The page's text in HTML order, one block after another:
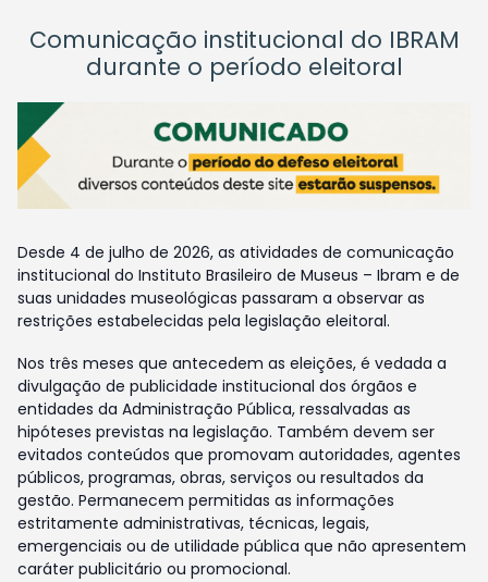
Comunicação institucional do IBRAM
durante o período eleitoral
Desde 4 de julho de 2026, as atividades de comunicação
institucional do Instituto Brasileiro de Museus – Ibram e de
suas unidades museológicas passaram a observar as
restrições estabelecidas pela legislação eleitoral.
Nos três meses que antecedem as eleições, é vedada a
divulgação de publicidade institucional dos órgãos e
entidades da Administração Pública, ressalvadas as
hipóteses previstas na legislação. Também devem ser
evitados conteúdos que promovam autoridades, agentes
públicos, programas, obras, serviços ou resultados da
gestão. Permanecem permitidas as informações
estritamente administrativas, técnicas, legais,
emergenciais ou de utilidade pública que não apresentem
caráter publicitário ou promocional.